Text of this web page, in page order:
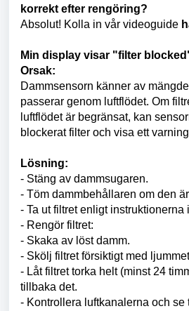
korrekt efter rengöring?
Absolut! Kolla in vår videoguide
Min display visar "filter
Orsak:
Dammsensorn känner av
passerar genom luftflödet. Om
luftflödet är begränsat, kan
blockerat filter och visa ett
Lösning:
- Stäng av dammsugaren.
- Töm dammbehållaren om den
- Ta ut filtret enligt instruktionerna
- Rengör filtret:
- Skaka av löst damm.
- Skölj filtret försiktigt med
- Låt filtret torka helt (minst 24
tillbaka det.
- Kontrollera luftkanalerna och se